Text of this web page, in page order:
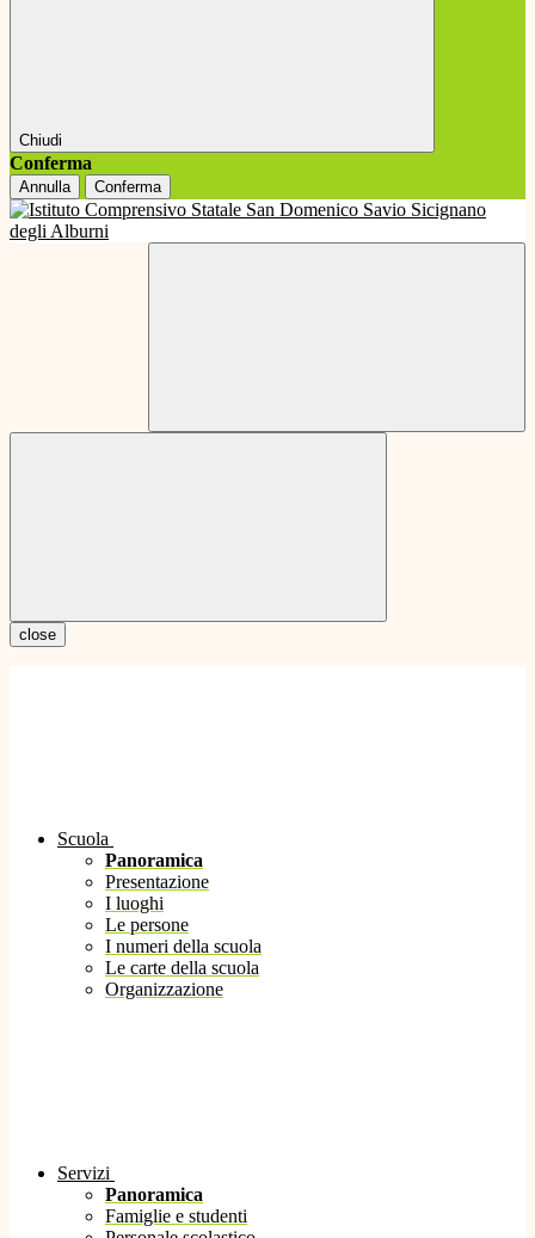
Chiudi
Conferma
Annulla Conferma
close
Scuola
Panoramica
Presentazione
I luoghi
Le persone
I numeri della scuola
Le carte della scuola
Organizzazione
Servizi
Panoramica
Famiglie e studenti